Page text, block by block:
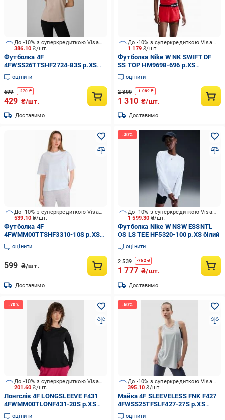
386.10₴/шт.
До -10% з суперкредиткою Visa Вигода
Футболка 4F
4FWSS26TTSHF2724-83S р.XS
бежевий
оцінити
699 -270 ₴
429 ₴/шт.
Доставимо
1 179₴/шт.
До -10% з суперкредиткою Visa Вигода
Футболка Nike W NK SWIFT DF
SS TOP HM9698-696 р.XS
червоний
оцінити
2 399 -1 089 ₴
1 310 ₴/шт.
Доставимо
539.10₴/шт.
До -10% з суперкредиткою Visa Вигода
Футболка 4F
4FWMM00TTSHF3310-10S р.XS
білий
оцінити
599 ₴/шт.
Доставимо
1 599.30 ₴/шт.
До -10% з суперкредиткою Visa Вигода
Футболка Nike W NSW ESSNTL
OS LS TEE HF5320-100 р.XS білий
оцінити
2 539 -762₴
1 777 ₴/шт.
Доставимо
201.60₴/шт.
До -10% з суперкредиткою Visa Вигода
Лонгслів 4F LONGSLEEVE F431
4FWMM00TLONF431-20S р.XS
чорний
оцінити
395.10₴/шт.
До -10% з суперкредиткою Visa Вигода
Майка 4F SLEEVELESS FNK F427
4FWSS25TFSLF427-27S р.XS
сірий
оцінити